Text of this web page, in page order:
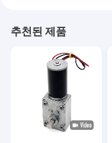
추천된 제품